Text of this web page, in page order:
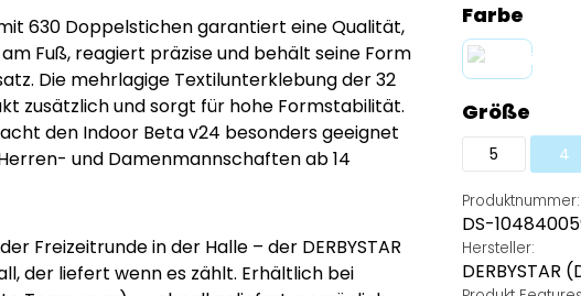
Farbe
Größe
5 4
Produktnummer:
DS-
Hersteller:
DERBYSTAR
630 Doppelstichen garantiert eine Qualität,
Fuß, reagiert präzise und behält seine Form
Die mehrlagige Textilunterklebung der 32
zusätzlich und sorgt für hohe Formstabilität.
den Indoor Beta v24 besonders geeignet
und Damenmannschaften ab 14
Freizeitrunde in der Halle – der DERBYSTAR
der liefert wenn es zählt. Erhältlich bei